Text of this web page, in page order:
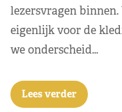
lezersvragen
eigenlijk voor de
we onderscheid…
Lees verder